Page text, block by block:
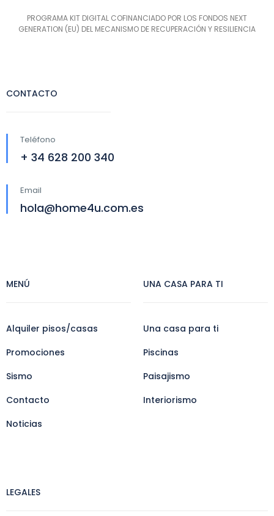
PROGRAMA KIT DIGITAL COFINANCIADO POR LOS FONDOS NEXT
GENERATION (EU) DEL MECANISMO DE RECUPERACIÓN Y RESILIENCIA
CONTACTO
Teléfono
+ 34 628 200 340
Email
hola@home4u.com.es
MENÚ
Alquiler pisos/casas
Promociones
Sismo
Contacto
Noticias
UNA CASA PARA TI
Una casa para ti
Piscinas
Paisajismo
Interiorismo
LEGALES